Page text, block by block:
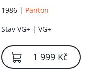
1986 | Panton
StavVG+ | VG+
1 999 Kč